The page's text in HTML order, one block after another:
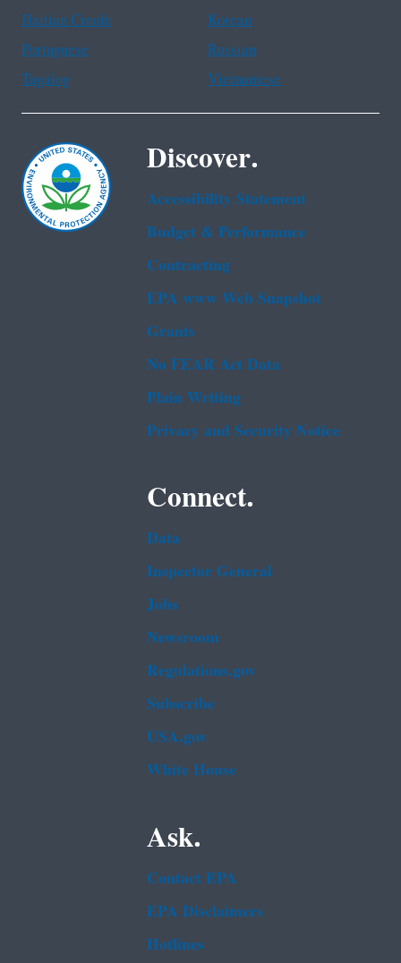
Haitian Creole
Korean
Portuguese
Russian
Tagalog
Vietnamese
Discover.
Accessibility Statement
Budget & Performance
Contracting
EPA www Web Snapshot
Grants
No FEAR Act Data
Plain Writing
Privacy and Security Notice
Connect.
Data
Inspector General
Jobs
Newsroom
Regulations.gov
Subscribe
USA.gov
White House
Ask.
Contact EPA
EPA Disclaimers
Hotlines